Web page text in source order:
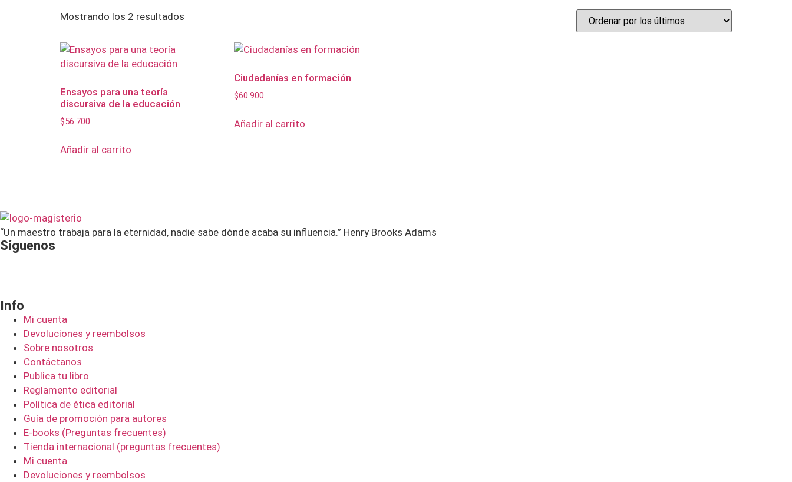
Mostrando los 2 resultados
Ensayos para una teoría
discursiva de la educación
$56.700
Añadir al carrito
Ciudadanías en formación
$60.900
Añadir al carrito
“Un maestro trabaja para la eternidad, nadie sabe dónde acaba su influencia.” Henry Brooks Adams
Síguenos
Info
Mi cuenta
Devoluciones y reembolsos
Sobre nosotros
Contáctanos
Publica tu libro
Reglamento editorial
Política de ética editorial
Guía de promoción para autores
E-books (Preguntas frecuentes)
Tienda internacional (preguntas frecuentes)
Mi cuenta
Devoluciones y reembolsos